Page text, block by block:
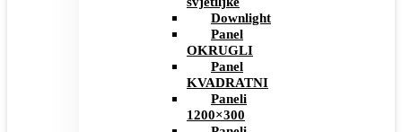
Downlight
Panel
OKRUGLI
Panel
KVADRATNI
Paneli
1200×300